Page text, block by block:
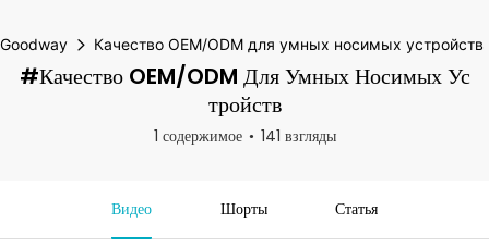
Goodway Качество OEM/ODM для умных носимых устройств
#Качество OEM/ODM Для Умных Носимых Ус
Тройств
1 содержимое 141 взгляды
Видео Шорты Статья